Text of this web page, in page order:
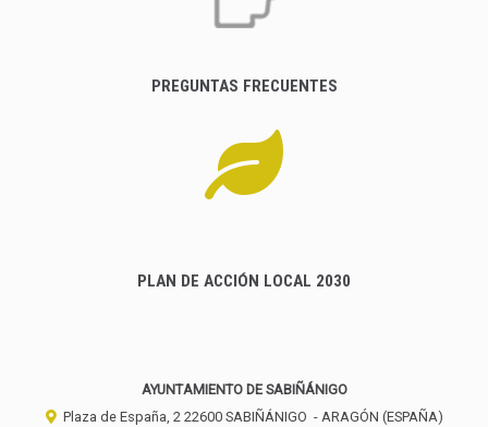
PREGUNTAS FRECUENTES
PLAN DE ACCIÓN LOCAL 2030
AYUNTAMIENTO DE SABIÑÁNIGO
Plaza de España, 2 22600 SABIÑÁNIGO - ARAGÓN (ESPAÑA)